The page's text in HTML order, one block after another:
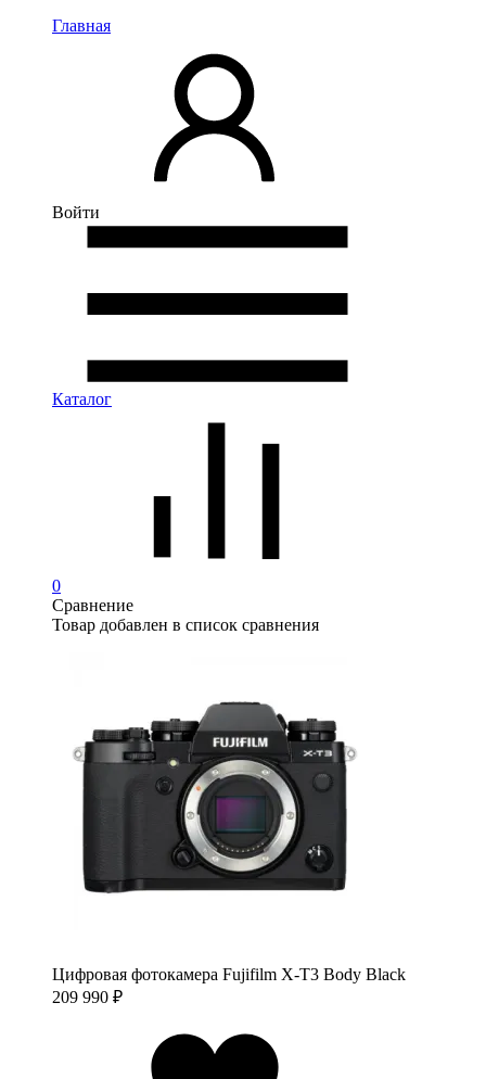
Главная
Войти
Каталог
0
Сравнение
Товар добавлен в список сравнения
Цифровая фотокамера Fujifilm X-T3 Body Black
209 990 ₽